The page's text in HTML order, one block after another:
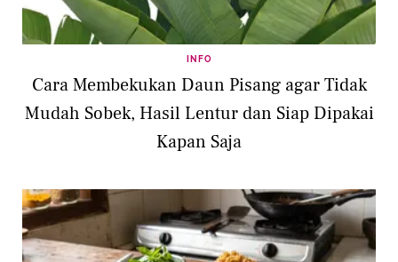
INFO
Cara Membekukan Daun Pisang agar Tidak
Mudah Sobek, Hasil Lentur dan Siap Dipakai
Kapan Saja